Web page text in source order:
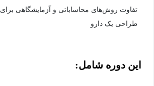
تفاوت روش‌های محاساباتی و آزمایشگاهی برای
طراحی یک دارو
این دوره شامل: